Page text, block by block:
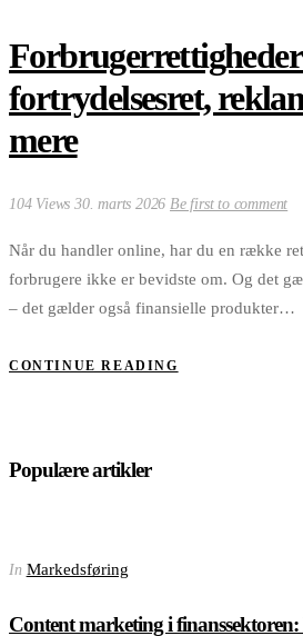
fortrydelsesret,
mere
104 Views 30. marts 2026Be first to comment
Når du handler online, har du en række
forbrugere ikke er bevidste om. Og det
– det gælder også finansielle produkter…
CONTINUE READING
Populære artikler
In Markedsføring
Content marketing i